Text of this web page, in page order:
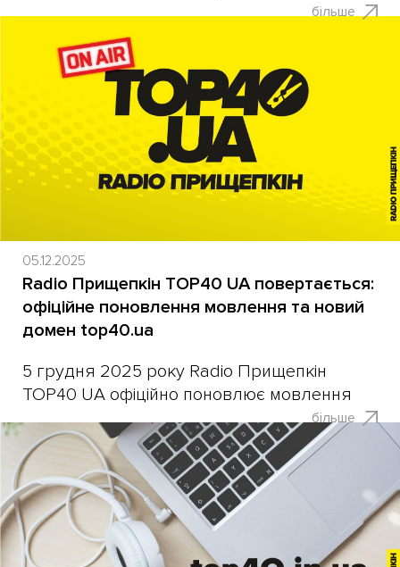
більше
05.12.2025
Radio Прищепкін TOP40 UA повертається:
офіційне поновлення мовлення та новий
домен top40.ua
5 грудня 2025 року Radio Прищепкін
TOP40 UA офіційно поновлює мовлення
більше